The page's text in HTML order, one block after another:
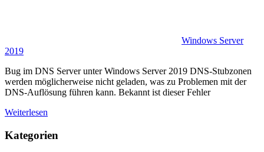
Windows Server
2019
Bug im DNS Server unter Windows Server 2019 DNS-Stubzonen
werden möglicherweise nicht geladen, was zu Problemen mit der
DNS-Auflösung führen kann. Bekannt ist dieser Fehler
Weiterlesen
Kategorien